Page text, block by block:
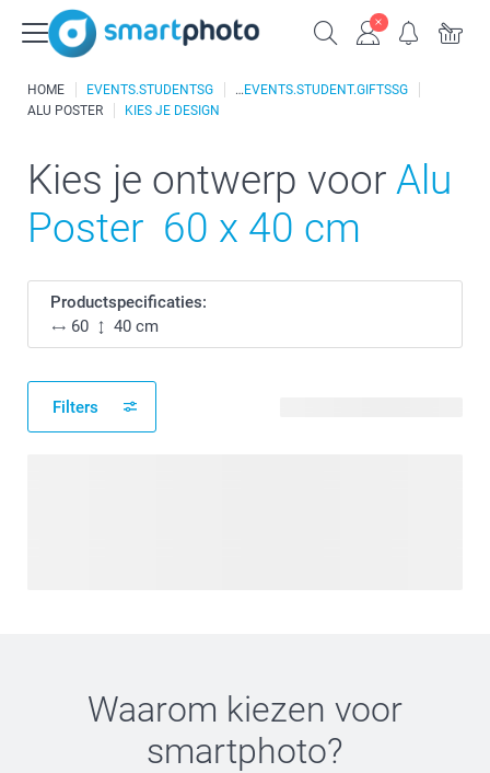
HOME EVENTS.STUDENTSG
EVENTS.STUDENT.GIFTSSG
ALU POSTER
KIES JE DESIGN
Kies je ontwerp voor Alu
Poster 60 x 40 cm
Productspecificaties:
60
40 cm
Filters
Waarom kiezen voor
smartphoto?